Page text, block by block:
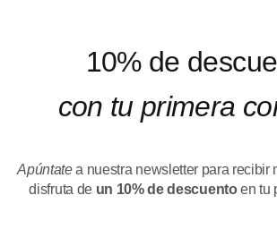
10% de
con tu primera
Apúntatea nuestra newsletter para recibir
disfruta de un 10% de descuentoen tu